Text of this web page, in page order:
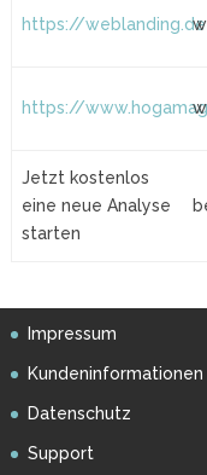
https://weblanding.de
https://
Jetzt kostenlos
eine neue Analyse
starten
Impressum
Kundeninformationen
Datenschutz
Support